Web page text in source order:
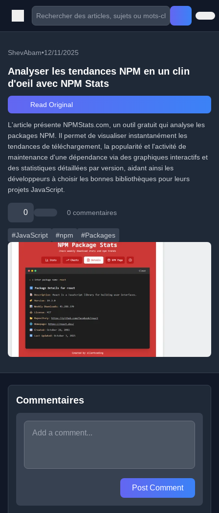
ShevAbam•12/11/2025
Analyser les tendances NPM en un clin
d'oeil avec NPM Stats
Read Original
L'article présente NPMStats.com, un outil gratuit qui analyse les
packages NPM. Il permet de visualiser instantanément les
tendances de téléchargement, la popularité et l'activité de
maintenance d'une dépendance via des graphiques interactifs et
des statistiques détaillées par version, aidant ainsi les
développeurs à choisir les bonnes bibliothèques pour leurs
projets JavaScript.
0 0 commentaires
#JavaScript #npm #Packages
Commentaires
Post Comment